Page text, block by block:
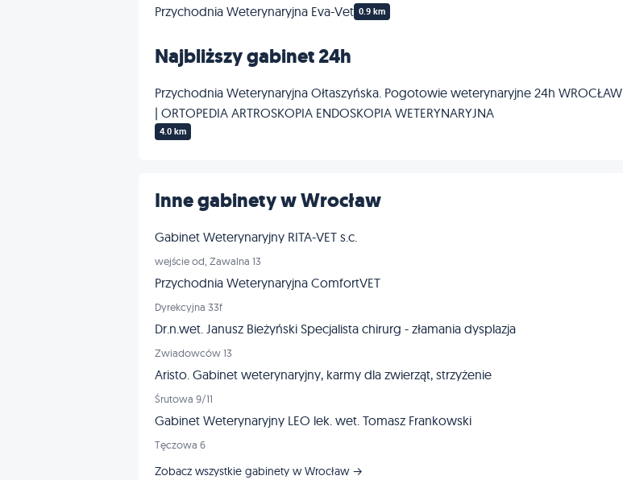
Przychodnia Weterynaryjna Eva-Vet 0.9 km
Najbliższy gabinet 24h
Przychodnia Weterynaryjna Ołtaszyńska. Pogotowie weterynaryjne 24h WROCŁAW
| ORTOPEDIA ARTROSKOPIA ENDOSKOPIA WETERYNARYJNA
4.0 km
Inne gabinety w Wrocław
Gabinet Weterynaryjny RITA-VET s.c.
wejście od, Zawalna 13
Przychodnia Weterynaryjna ComfortVET
Dyrekcyjna 33f
Dr.n.wet. Janusz Bieżyński Specjalista chirurg - złamania dysplazja
Zwiadowców 13
Aristo. Gabinet weterynaryjny, karmy dla zwierząt, strzyżenie
Śrutowa 9/11
Gabinet Weterynaryjny LEO lek. wet. Tomasz Frankowski
Tęczowa 6
Zobacz wszystkie gabinety w Wrocław →